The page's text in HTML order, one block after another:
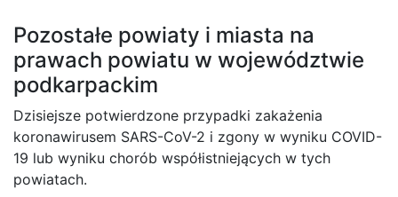
Pozostałe powiaty i miasta na
prawach powiatu w województwie
podkarpackim
Dzisiejsze potwierdzone przypadki zakażenia
koronawirusem SARS-CoV-2 i zgony w wyniku COVID-
19 lub wyniku chorób współistniejących w tych
powiatach.